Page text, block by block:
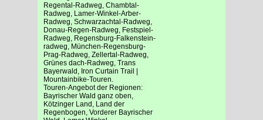
Regental-Radweg, Chambtal-
Radweg, Lamer-Winkel-Arber-
Radweg, Schwarzachtal-Radweg,
Donau-Regen-Radweg, Festspiel-
Radweg, Regensburg-Falkenstein-
radweg, München-Regensburg-
Prag-Radweg, Zellertal-Radweg,
Grünes dach-Radweg, Trans
Bayerwald, Iron Curtain Trail |
Mountainbike-Touren.
Touren-Angebot der Regionen:
Bayrischer Wald ganz oben,
Kötzinger Land, Land der
Regenbogen, Vorderer Bayrischer